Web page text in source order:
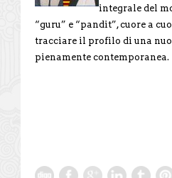
integrale del
“guru” e “pandit”, cuore a
tracciare il profilo di una
pienamente contemporanea.